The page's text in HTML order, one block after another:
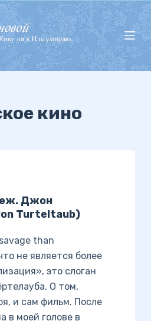
кино
Джон
Turteltaub)
than
не является более
это слоган
О том,
и сам фильм. После
в моей голове в